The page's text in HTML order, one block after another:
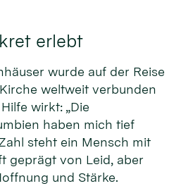
erlebt
wurde auf der Reise
weltweit verbunden
wirkt: „Die
haben mich tief
steht ein Mensch mit
geprägt von Leid, aber
und Stärke.